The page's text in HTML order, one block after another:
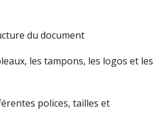
du document
les tampons, les logos et les
polices, tailles et